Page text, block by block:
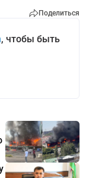
Поделиться
, чтобы быть